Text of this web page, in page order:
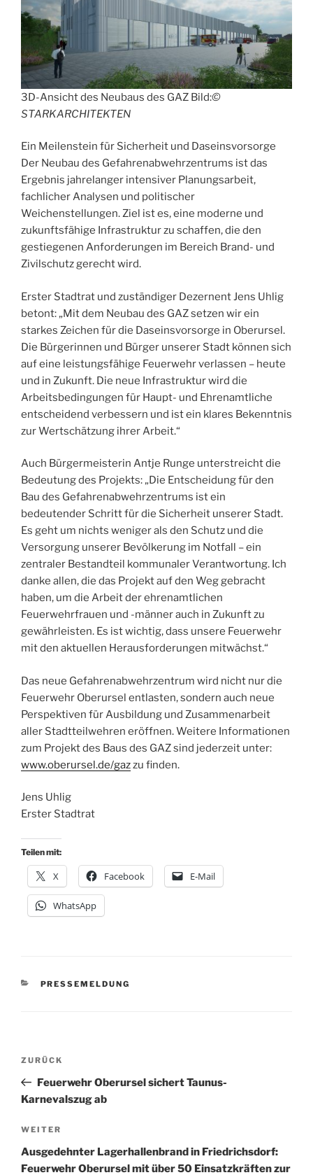
3D-Ansicht des Neubaus des GAZ Bild:©
STARKARCHITEKTEN
Ein Meilenstein für Sicherheit und Daseinsvorsorge
Der Neubau des Gefahrenabwehrzentrums ist das
Ergebnis jahrelanger intensiver Planungsarbeit,
fachlicher Analysen und politischer
Weichenstellungen. Ziel ist es, eine moderne und
zukunftsfähige Infrastruktur zu schaffen, die den
gestiegenen Anforderungen im Bereich Brand- und
Zivilschutz gerecht wird.
Erster Stadtrat und zuständiger Dezernent Jens Uhlig
betont: „Mit dem Neubau des GAZ setzen wir ein
starkes Zeichen für die Daseinsvorsorge in Oberursel.
Die Bürgerinnen und Bürger unserer Stadt können sich
auf eine leistungsfähige Feuerwehr verlassen – heute
und in Zukunft. Die neue Infrastruktur wird die
Arbeitsbedingungen für Haupt- und Ehrenamtliche
entscheidend verbessern und ist ein klares Bekenntnis
zur Wertschätzung ihrer Arbeit.“
Auch Bürgermeisterin Antje Runge unterstreicht die
Bedeutung des Projekts: „Die Entscheidung für den
Bau des Gefahrenabwehrzentrums ist ein
bedeutender Schritt für die Sicherheit unserer Stadt.
Es geht um nichts weniger als den Schutz und die
Versorgung unserer Bevölkerung im Notfall – ein
zentraler Bestandteil kommunaler Verantwortung. Ich
danke allen, die das Projekt auf den Weg gebracht
haben, um die Arbeit der ehrenamtlichen
Feuerwehrfrauen und -männer auch in Zukunft zu
gewährleisten. Es ist wichtig, dass unsere Feuerwehr
mit den aktuellen Herausforderungen mitwächst.“
Das neue Gefahrenabwehrzentrum wird nicht nur die
Feuerwehr Oberursel entlasten, sondern auch neue
Perspektiven für Ausbildung und Zusammenarbeit
aller Stadtteilwehren eröffnen. Weitere Informationen
zum Projekt des Baus des GAZ sind jederzeit unter:
www.oberursel.de/gazzu finden.
Jens Uhlig
Erster Stadtrat
Teilen mit:
X Facebook E-Mail
WhatsApp
KATEGORIEN
PRESSEMELDUNG
Beitragsnavigation
Vorheriger
Beitrag
ZURÜCK
Feuerwehr Oberursel sichert Taunus-
Karnevalszug ab
Nächster
Beitrag
WEITER
Ausgedehnter Lagerhallenbrand in Friedrichsdorf:
Feuerwehr Oberursel mit über 50 Einsatzkräften zur